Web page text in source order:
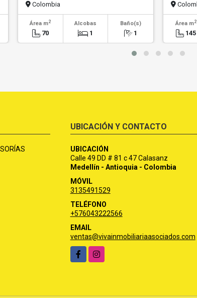
Colombia
Área m2
70
Alcobas
1
Baño(s)
1
Área m2
145
UBICACIÓN Y CONTACTO
UBICACIÓN
Calle 49 DD # 81 c 47 Calasanz
Medellín - Antioquia - Colombia
MÓVIL
3135491529
TELÉFONO
+576043222566
EMAIL
ventas@vivainmobiliariaasociados.com
FacebookInstagram